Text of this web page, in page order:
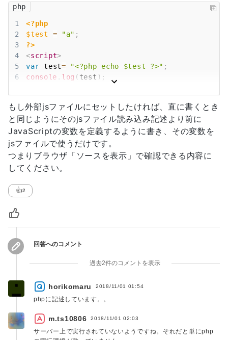
php
1
<?php
2
$test = "a" ;
3
?>
4
<script>
5
var test= "<?php echo $test ?>" ;
6
console . log ( test ) ;
もし外部jsファイルにセットしたければ、直に書くとき
と同じようにそのjsファイル読み込み記述より前に
JavaScriptの変数を定義するように書き、その変数を
jsファイルで使うだけです。
つまりブラウザ「ソースを表示」で確認できる内容に
してください。
👍2
回答へのコメント
過去2件のコメントを表示
horikomaru 2018/11/01 01:54
phpに記述しています。。
m.ts10806 2018/11/01 02:03
サーバー上で実行されていないようですね。それだと単にphp